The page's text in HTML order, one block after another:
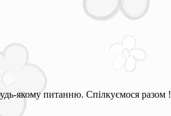
якому питанню. Спілкуємося разом !